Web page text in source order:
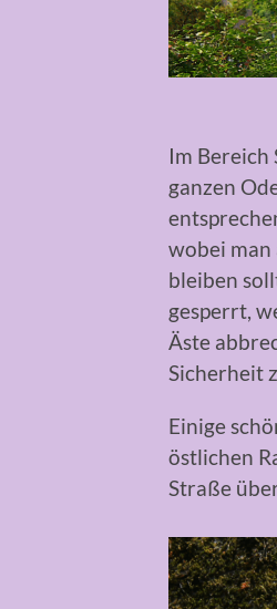
Im Bereich
ganzen
wobei man
bleiben
gesperrt,
Äste
Sicherheit
Einige
östlichen
Straße